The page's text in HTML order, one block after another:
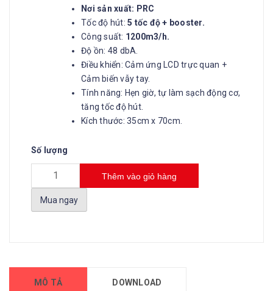
Nơi sản xuất: PRC
Tốc độ hút: 5 tốc độ + booster.
Công suất: 1200m3/h.
Độ ồn: 48 dbA.
Điều khiển: Cảm ứng LCD trực quan +
Cảm biến vẫy tay.
Tính năng: Hẹn giờ, tự làm sạch động cơ,
tăng tốc độ hút.
Kích thước: 35cm x 70cm.
Số lượng
Thêm vào giỏ hàng
Mua ngay
MÔ TẢ DOWNLOAD